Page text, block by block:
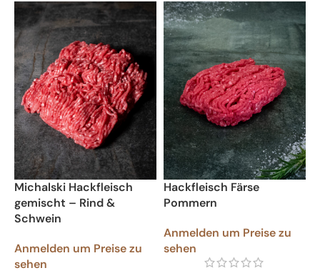
Michalski Hackfleisch
gemischt – Rind &
Schwein
Anmelden um Preise zu
sehen
Hackfleisch Färse
Pommern
Anmelden um Preise zu
sehen